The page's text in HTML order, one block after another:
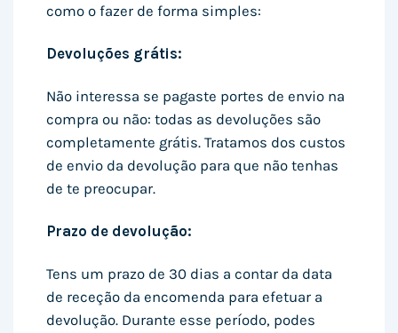
como o fazer de forma simples:
Devoluções grátis:
Não interessa se pagaste portes de envio na
compra ou não: todas as devoluções são
completamente grátis. Tratamos dos custos
de envio da devolução para que não tenhas
de te preocupar.
Prazo de devolução:
Tens um prazo de 30 dias a contar da data
de receção da encomenda para efetuar a
devolução. Durante esse período, podes